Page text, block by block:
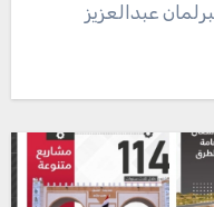
عبدالعزيز